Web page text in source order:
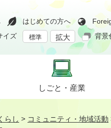
はじめての方へ
イズ
標準 拡大 背景
しごと・ 産業
らし > コミュニティ・地域活動